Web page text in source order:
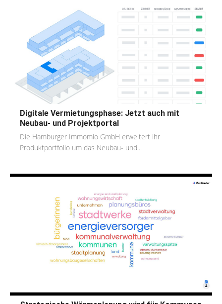
Digitale Vermietungsphase: Jetzt auch mit
Neubau- und Projektportal
Die Hamburger Immomio GmbH erweitert ihr
Produktportfolio um das Neubau- und...